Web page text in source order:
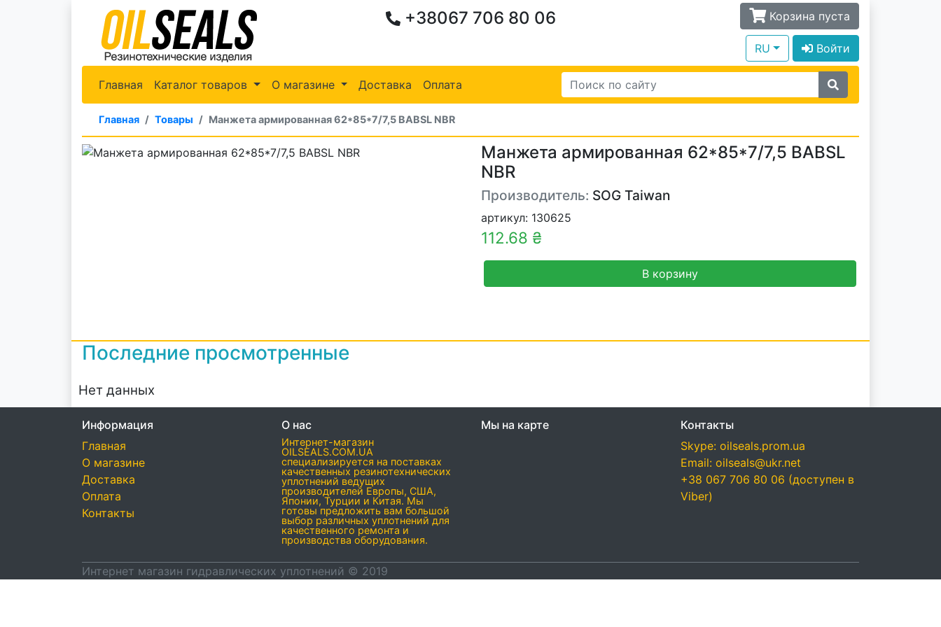
+38067 706 80 06 Корзина пуста
RU Войти
Главная Каталог товаров О магазине Доставка Оплата
Главная Товары Манжета армированная 62*85*7/7,5 BABSL NBR
Манжета армированная 62*85*7/7,5 BABSL
NBR
Производитель: SOG Taiwan
артикул: 130625
112.68 ₴
В корзину
Последние просмотренные
Нет данных
Информация
Главная
О магазине
Доставка
Оплата
Контакты
О нас
Интернет-магазин
OILSEALS.COM.UA
специализируется на поставках
качественных резинотехнических
уплотнений ведущих
производителей Европы, США,
Японии, Турции и Китая. Мы
готовы предложить вам большой
выбор различных уплотнений для
качественного ремонта и
производства оборудования.
Мы на карте
Контакты
Skype: oilseals.prom.ua
Email: oilseals@ukr.net
+38 067 706 80 06 (доступен в
Viber)
Интернет магазин гидравлических уплотнений © 2019